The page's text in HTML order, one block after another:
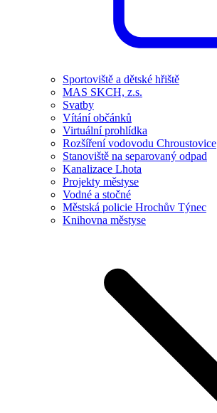
Sportoviště a dětské hřiště
MAS SKCH, z.s.
Svatby
Vítání občánků
Virtuální prohlídka
Rozšíření vodovodu Chroustovice
Stanoviště na separovaný odpad
Kanalizace Lhota
Projekty městyse
Vodné a stočné
Městská policie Hrochův Týnec
Knihovna městyse